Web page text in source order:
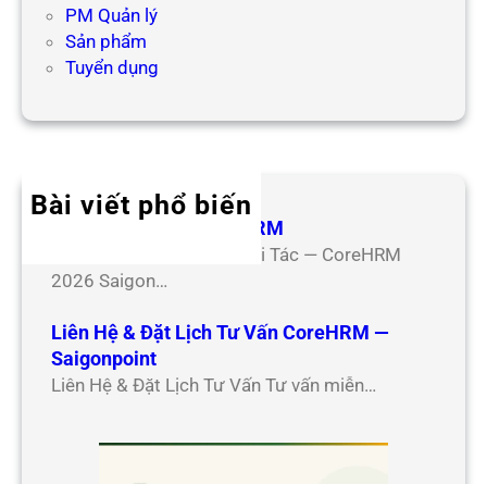
PM Quản lý
Sản phẩm
Tuyển dụng
Bài viết phổ biến
Hợp Tác Đối Tác CoreHRM
Chương Trình Hợp Tác Đối Tác — CoreHRM
2026 Saigon…
Liên Hệ & Đặt Lịch Tư Vấn CoreHRM —
Saigonpoint
Liên Hệ & Đặt Lịch Tư Vấn Tư vấn miễn…